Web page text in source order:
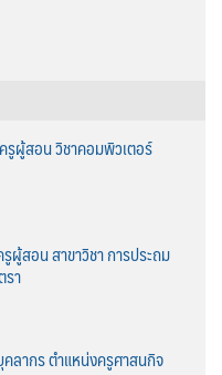
รูผู้สอน วิชาคอมพิวเตอร์
ผู้สอน สาขาวิชา การประถม
รา
ลากร ตำแหน่งครูศาสนกิจ